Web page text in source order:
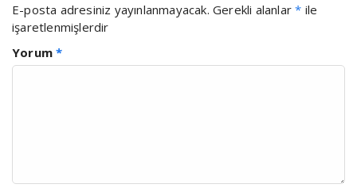
E-posta adresiniz yayınlanmayacak. Gerekli alanlar* ile
işaretlenmişlerdir
Yorum*